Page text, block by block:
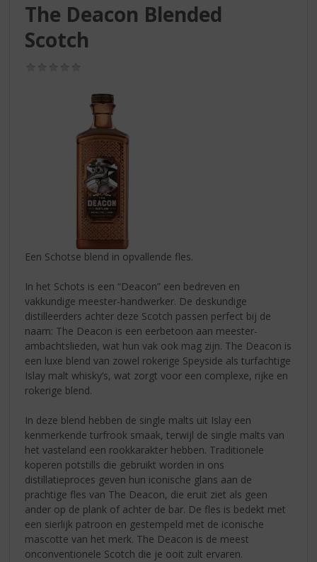
The Deacon Blended
Scotch
Een Schotse blend in opvallende fles.
In het Schots is een “Deacon” een bedreven en
vakkundige meester-handwerker. De deskundige
distilleerders achter deze Scotch passen perfect bij de
naam: The Deacon is een eerbetoon aan meester-
ambachtslieden, wat hun vak ook mag zijn. The Deacon is
een luxe blend van zowel rokerige Speyside als turfachtige
Islay malt whisky’s, wat zorgt voor een complexe, rijke en
rokerige blend.
In deze blend hebben de single malts uit Islay een
kenmerkende turfrook smaak, terwijl de single malts van
het vasteland een rookkarakter hebben. Traditionele
koperen potstills die gebruikt worden in ons
distillatieproces geven hun iconische glans aan de
prachtige fles van The Deacon, die eruit ziet als geen
ander op de plank of achter de bar. De fles is bedekt met
een sierlijk patroon en gestempeld met de iconische
mascotte van het merk. The Deacon is de meest
onconventionele Scotch die je ooit zult ervaren.